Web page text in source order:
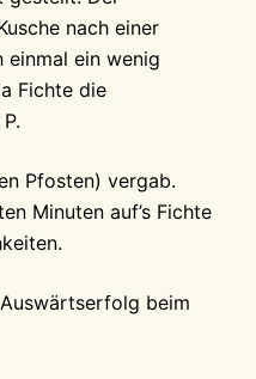
nach einer
ein wenig
Fichte die
Pfosten) vergab.
Minuten auf’s Fichte
beim